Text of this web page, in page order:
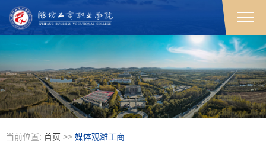
当前位置: 首页 >> 媒体观潍工商